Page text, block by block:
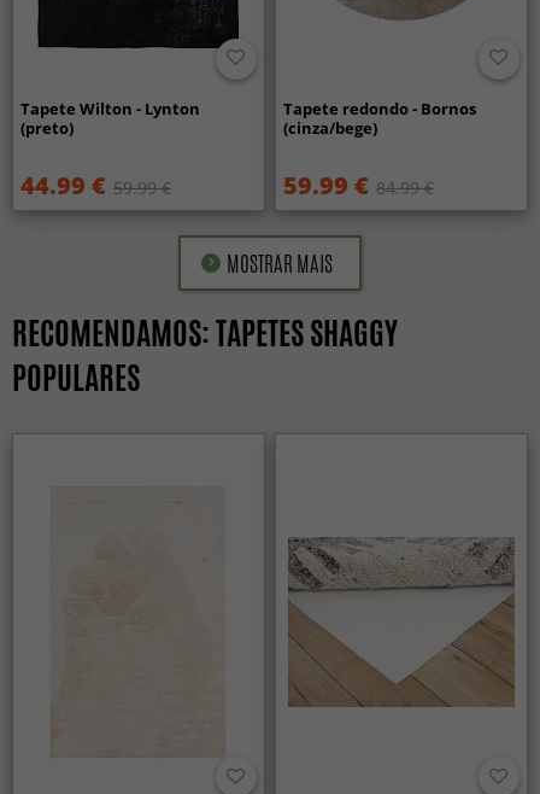
Tapete Wilton - Lynton
(preto)
44.99 € 59.99 €
Tapete redondo - Bornos
(cinza/bege)
59.99 € 84.99 €
MOSTRAR MAIS
RECOMENDAMOS: TAPETES SHAGGY
POPULARES